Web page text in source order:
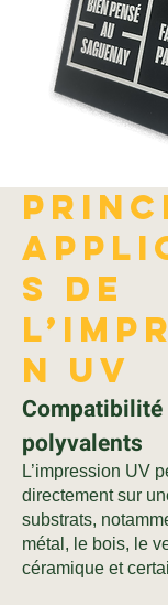
s de
n UV
polyvalents
L’impression UV
directement sur
substrats,
métal, le bois, le
céramique et